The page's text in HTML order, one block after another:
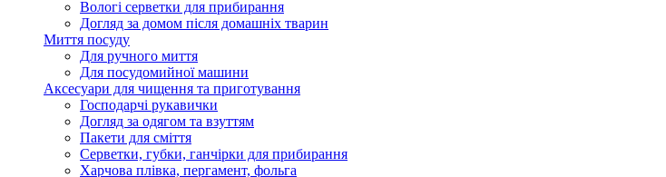
Вологі серветки для прибирання
Догляд за домом після домашніх тварин
Миття посуду
Для ручного миття
Для посудомийної машини
Аксесуари для чищення та приготування
Господарчі рукавички
Догляд за одягом та взуттям
Пакети для сміття
Серветки, губки, ганчірки для прибирання
Харчова плівка, пергамент, фольга